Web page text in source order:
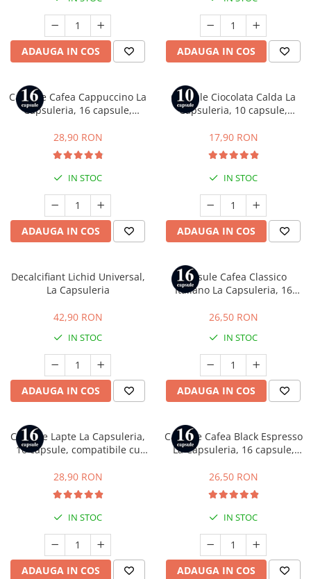
Capsule compatibile Bialetti
Capsule compatibile Beanz
Capsule compatibile Uno System
Capsule compatibile Caffitaly
Paduri cafea ESE44
CAFEA BOABE
CAFEA MACINATA
ADAUGA IN COS ADAUGA IN COS
Capsule Cafea Cappuccino La
Capsuleria, 16 capsule,
28,90 RON
IN STOC
ADAUGA IN COS
Capsule Ciocolata Calda La
Capsuleria, 10 capsule,
17,90 RON
IN STOC
ADAUGA IN COS
Decalcifiant Lichid Universal,
La Capsuleria
42,90 RON
IN STOC
ADAUGA IN COS
Capsule Cafea Classico
Italiano La Capsuleria, 16
Gusto
26,50 RON
IN STOC
ADAUGA IN COS
Capsule Lapte La Capsuleria,
16 capsule, compatibile cu
28,90 RON
IN STOC
ADAUGA IN COS
Capsule Cafea Black Espresso
La Capsuleria, 16 capsule,
26,50 RON
IN STOC
ADAUGA IN COS